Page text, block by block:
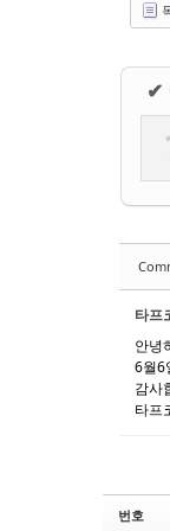
✔
타프
안녕
6월6
감사
타프
번호